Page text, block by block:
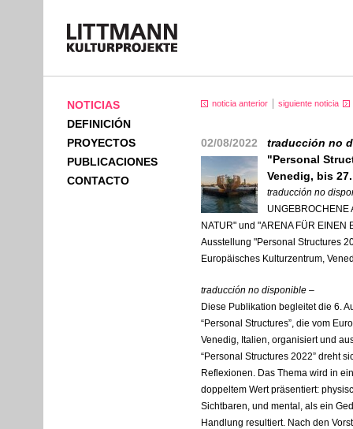
NOTICIAS
DEFINICIÓN
PROYECTOS
PUBLICACIONES
CONTACTO
noticia anterior siguiente noticia
02/08/2022
traducción no
"Personal
Venedig, bis
traducción no
UNGEBROCHENE
NATUR" und "ARENA FÜR
Ausstellung "Personal Structures
Europäisches Kulturzentrum,
traducción no disponible –
Diese Publikation begleitet die 6.
“Personal Structures”, die vom
Venedig, Italien, organisiert und
“Personal Structures 2022” dreht
Reflexionen. Das Thema wird in
doppeltem Wert präsentiert:
Sichtbaren, und mental, als ein
Handlung resultiert. Nach den